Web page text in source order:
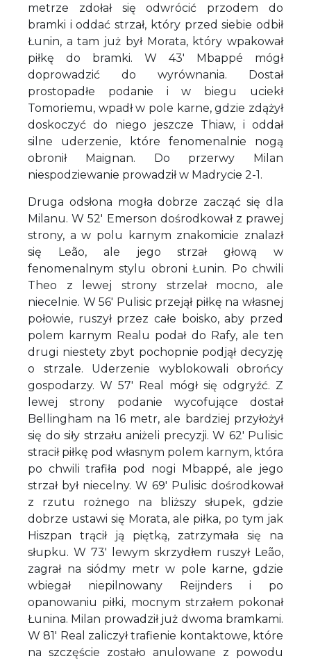
metrze zdołał się odwrócić przodem do
bramki i oddać strzał, który przed siebie odbił
Łunin, a tam już był Morata, który wpakował
piłkę do bramki. W 43' Mbappé mógł
doprowadzić do wyrównania. Dostał
prostopadłe podanie i w biegu uciekł
Tomoriemu, wpadł w pole karne, gdzie zdążył
doskoczyć do niego jeszcze Thiaw, i oddał
silne uderzenie, które fenomenalnie nogą
obronił Maignan. Do przerwy Milan
niespodziewanie prowadził w Madrycie 2-1.
Druga odsłona mogła dobrze zacząć się dla
Milanu. W 52' Emerson dośrodkował z prawej
strony, a w polu karnym znakomicie znalazł
się Leão, ale jego strzał głową w
fenomenalnym stylu obroni Łunin. Po chwili
Theo z lewej strony strzelał mocno, ale
niecelnie. W 56' Pulisic przejął piłkę na własnej
połowie, ruszył przez całe boisko, aby przed
polem karnym Realu podał do Rafy, ale ten
drugi niestety zbyt pochopnie podjął decyzję
o strzale. Uderzenie wyblokowali obrońcy
gospodarzy. W 57' Real mógł się odgryźć. Z
lewej strony podanie wycofujące dostał
Bellingham na 16 metr, ale bardziej przyłożył
się do siły strzału aniżeli precyzji. W 62' Pulisic
stracił piłkę pod własnym polem karnym, która
po chwili trafiła pod nogi Mbappé, ale jego
strzał był niecelny. W 69' Pulisic dośrodkował
z rzutu rożnego na bliższy słupek, gdzie
dobrze ustawi się Morata, ale piłka, po tym jak
Hiszpan trącił ją piętką, zatrzymała się na
słupku. W 73' lewym skrzydłem ruszył Leão,
zagrał na siódmy metr w pole karne, gdzie
wbiegał niepilnowany Reijnders i po
opanowaniu piłki, mocnym strzałem pokonał
Łunina. Milan prowadził już dwoma bramkami.
W 81' Real zaliczył trafienie kontaktowe, które
na szczęście zostało anulowane z powodu